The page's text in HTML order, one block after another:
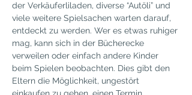
der Verkäuferliladen, diverse “Autöli” und
viele weitere Spielsachen warten darauf,
entdeckt zu werden. Wer es etwas ruhiger
mag, kann sich in der Bücherecke
verweilen oder einfach andere Kinder
beim Spielen beobachten. Dies gibt den
Eltern die Möglichkeit, ungestört